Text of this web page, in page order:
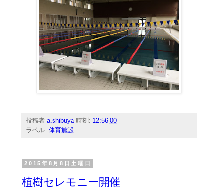
投稿者a.shibuya 時刻: 12:56:00
ラベル:体育施設
2015年8月8日土曜日
植樹セレモニー開催